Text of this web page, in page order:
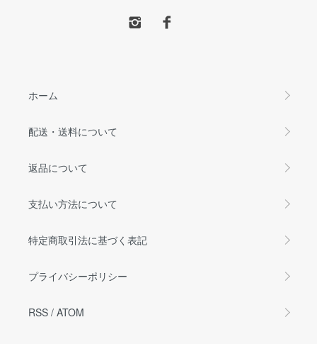
ホーム
配送・送料について
返品について
支払い方法について
特定商取引法に基づく表記
プライバシーポリシー
RSS / ATOM